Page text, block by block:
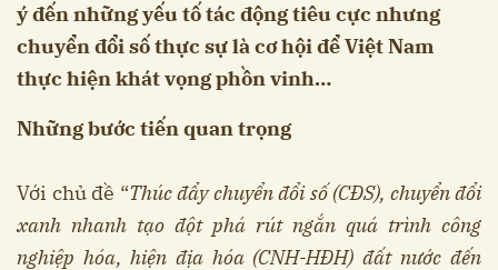
ý đến những yếu tố tác động tiêu cực nhưng
chuyển đổi số thực sự là cơ hội để Việt Nam
thực hiện khát vọng phồn vinh…
Những bước tiến quan trọng
Với chủ đề “Thúc đẩy chuyển đổi số (CĐS), chuyển đổi
xanh nhanh tạo đột phá rút ngắn quá trình công
nghiệp hóa, hiện địa hóa (CNH-HĐH) đất nước đến